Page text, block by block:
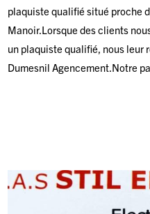
plaquiste qualifié situé proche
Manoir.Lorsque des clients
un plaquiste qualifié, nous leur
Dumesnil Agencement.Notre